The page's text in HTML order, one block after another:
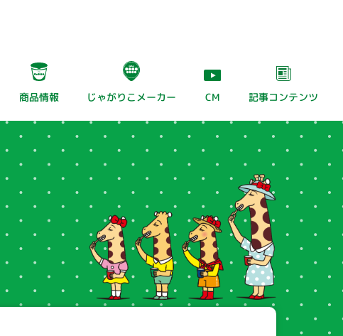
商品情報 じゃがりこメーカー CM 記事コンテンツ